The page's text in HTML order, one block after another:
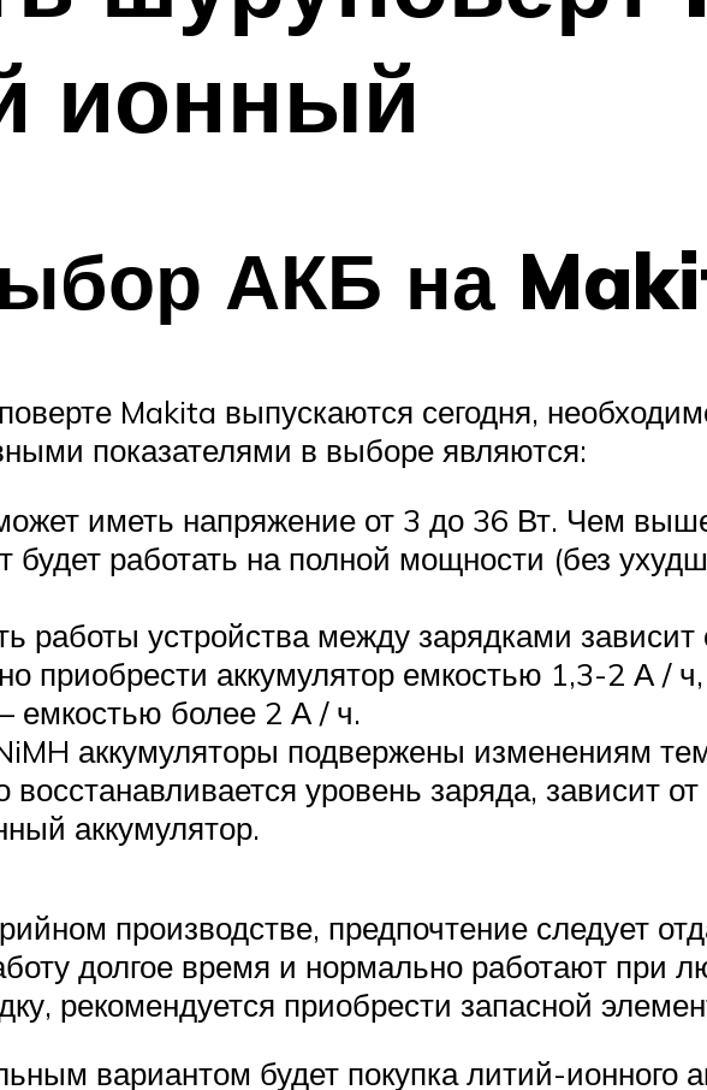
ионный
АКБ на
Makita выпускаются сегодня,
показателями в выборе являются:
иметь напряжение от 3 до 36 Вт. Чем
работать на полной мощности (без
работы устройства между зарядками зависит
приобрести аккумулятор емкостью 1,3-2 А /
емкостью более 2 А / ч.
аккумуляторы подвержены изменениям
уровень заряда, зависит
аккумулятор.
производстве, предпочтение следует
долгое время и нормально работают при
рекомендуется приобрести запасной
вариантом будет покупка литий-ионного